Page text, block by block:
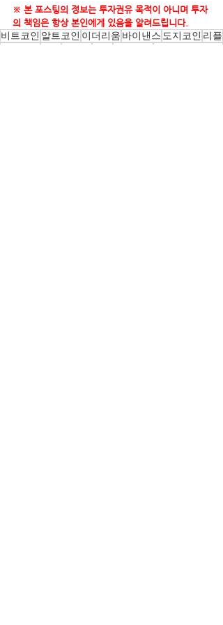
※ 본 포스팅의 정보는 투자권유 목적이 아니며 투자
의 책임은 항상 본인에게 있음을 알려드립니다.
비트코인 알트코인 이더리움 바이낸스 도지코인 리플